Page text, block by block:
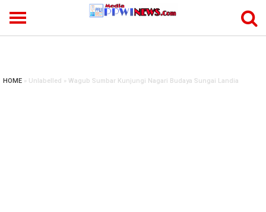
HOME » Unlabelled » Wagub Sumbar Kunjungi Nagari Budaya Sungai Landia